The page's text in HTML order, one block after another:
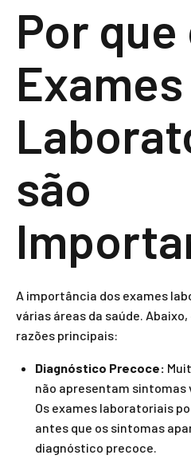
Por que
Exames
são
A importância dos exames
várias áreas da saúde.
razões principais:
Diagnóstico Precoce:
não apresentam sintomas
Os exames laboratoriais
antes que os sintomas
diagnóstico precoce.